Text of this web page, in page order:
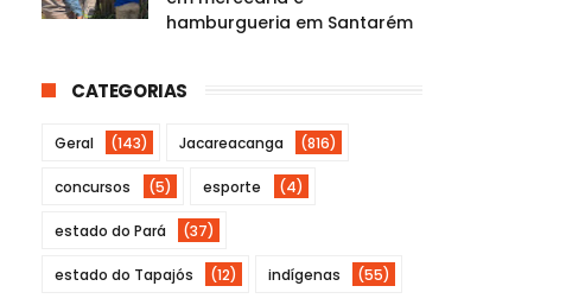
hamburgueria em Santarém
CATEGORIAS
Geral (143) Jacareacanga (816)
concursos (5) esporte (4)
estado do Pará (37)
estado do Tapajós (12) indígenas (55)